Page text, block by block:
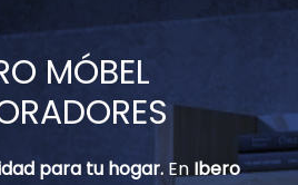
MÓBEL
para tu hogar. EnIbero